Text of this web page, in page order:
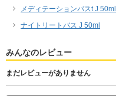
メディテーションバスt J 50ml
ナイトリートバス J 50ml
みんなのレビュー
まだレビューがありません